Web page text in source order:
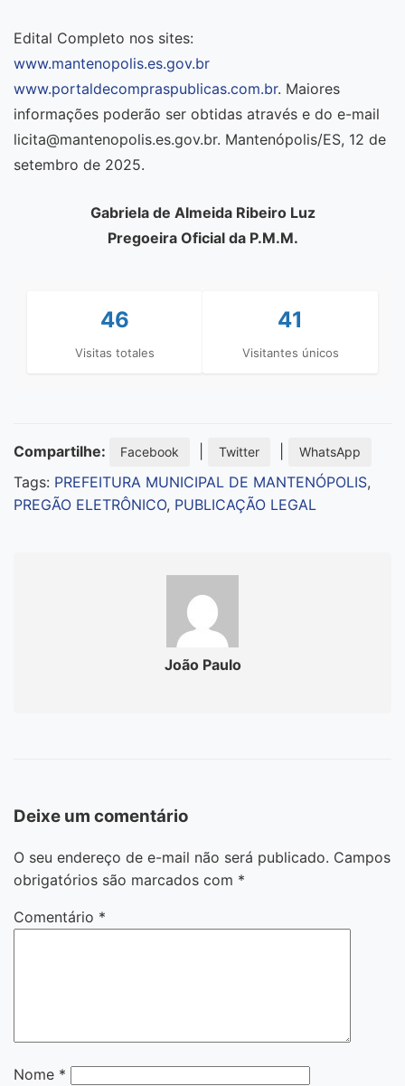
Edital Completo nos sites:
www.mantenopolis.es.gov.br
www.portaldecompraspublicas.com.br. Maiores
informações poderão ser obtidas através e do e-mail
licita@mantenopolis.es.gov.br. Mantenópolis/ES, 12 de
setembro de 2025.
Gabriela de Almeida Ribeiro Luz
Pregoeira Oficial da P.M.M.
46
Visitas totales
41
Visitantes únicos
Compartilhe: Facebook Twitter WhatsApp
Tags: PREFEITURA MUNICIPAL DE MANTENÓPOLIS,
PREGÃO ELETRÔNICO, PUBLICAÇÃO LEGAL
João Paulo
Deixe um comentário
O seu endereço de e-mail não será publicado. Campos
obrigatórios são marcados com *
Comentário *
Nome *